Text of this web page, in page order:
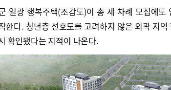
일광 행복주택(조감도)이 총 세 차례 모집에도
한다. 청년층 선호도를 고려하지 않은 외곽 지역
확인됐다는 지적이 나온다.